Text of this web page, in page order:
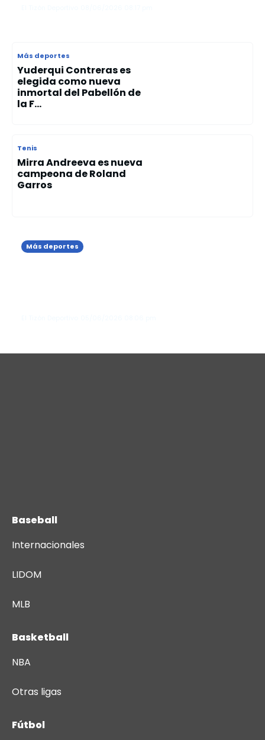
Más deportes
Yuderqui Contreras es
elegida como nueva
inmortal del Pabellón de
la F...
Tenis
Mirra Andreeva es nueva
campeona de Roland
Garros
Más deportes
Baseball
Internacionales
LIDOM
MLB
Basketball
NBA
Otras ligas
Fútbol